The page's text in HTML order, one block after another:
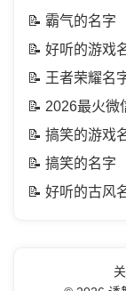
📝 霸气的名字
📝 好听的游戏
📝 王者荣耀名
📝 2026最火微
📝 搞笑的游戏
📝 搞笑的名字
📝 好听的古风